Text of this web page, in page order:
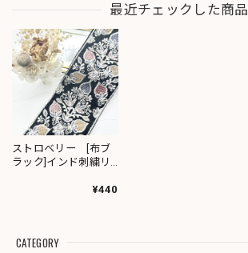
最近チェックした商品
ストロベリー [布ブ
ラック]インド刺繍リ
¥440
CATEGORY